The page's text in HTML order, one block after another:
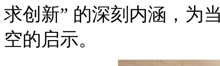
求创新” 的深刻内涵，为
空的启示。